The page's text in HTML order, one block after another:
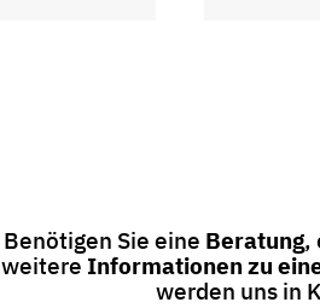
Benötigen Sie eine Beratung,
weitere Informationen zu
werden uns in